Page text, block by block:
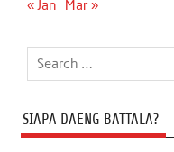
« Jan Mar »
SIAPA DAENG BATTALA?